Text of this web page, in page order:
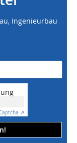
Ingenieurbau
⇗